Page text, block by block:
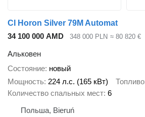
CI Horon Silver 79M Automat
34 100 000 AMD
348 000 PLN ≈ 80 820 €
Альковен
Состояние новый
Мощность 224 л.с. (165 кВт) Топливо
Количество спальных мест 6
Польша, Bieruń